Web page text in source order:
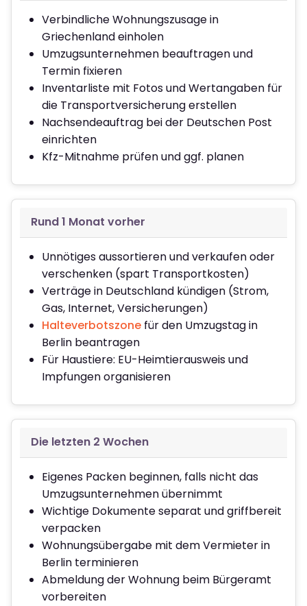
Verbindliche Wohnungszusage in
Griechenland einholen
Umzugsunternehmen beauftragen und
Termin fixieren
Inventarliste mit Fotos und Wertangaben für
die Transportversicherung erstellen
Nachsendeauftrag bei der Deutschen Post
einrichten
Kfz-Mitnahme prüfen und ggf. planen
Rund 1 Monat vorher
Unnötiges aussortieren und verkaufen oder
verschenken (spart Transportkosten)
Verträge in Deutschland kündigen (Strom,
Gas, Internet, Versicherungen)
Halteverbotszone für den Umzugstag in
Berlin beantragen
Für Haustiere: EU-Heimtierausweis und
Impfungen organisieren
Die letzten 2 Wochen
Eigenes Packen beginnen, falls nicht das
Umzugsunternehmen übernimmt
Wichtige Dokumente separat und griffbereit
verpacken
Wohnungsübergabe mit dem Vermieter in
Berlin terminieren
Abmeldung der Wohnung beim Bürgeramt
vorbereiten